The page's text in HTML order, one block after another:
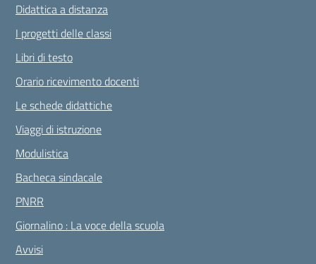
Didattica a distanza
I progetti delle classi
Libri di testo
Orario ricevimento docenti
Le schede didattiche
Viaggi di istruzione
Modulistica
Bacheca sindacale
PNRR
Giornalino : La voce della scuola
Avvisi